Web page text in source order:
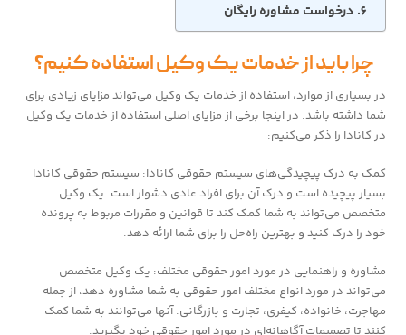
درخواست مشاوره رایگان
چرا باید از خدمات یک وکیل استفاده کنیم؟
در بسیاری از موارد، استفاده از خدمات یک وکیل می‌تواند مزایای زیادی برای
شما داشته باشد. در اینجا برخی از مزایای اصلی استفاده از خدمات یک وکیل
در کانادا را ذکر می‌کنیم:
کمک به درک پیچیدگی‌های سیستم حقوقی کانادا: سیستم حقوقی کانادا
بسیار پیچیده است و درک آن برای افراد عادی دشوار است. یک وکیل
متخصص می‌تواند به شما کمک کند تا قوانین و مقررات مربوط به پرونده
خود را درک کنید و بهترین راه‌حل را برای شما ارائه دهد.
مشاوره و راهنمایی در مورد امور حقوقی مختلف: یک وکیل متخصص
می‌تواند در مورد انواع مختلف امور حقوقی به شما مشاوره دهد، از جمله
مهاجرت، خانواده، کیفری، تجارت و بازرگانی. آنها می‌توانند به شما کمک
کنند تا تصمیمات آگاهانه‌ای در مورد امور حقوقی خود بگیرید.